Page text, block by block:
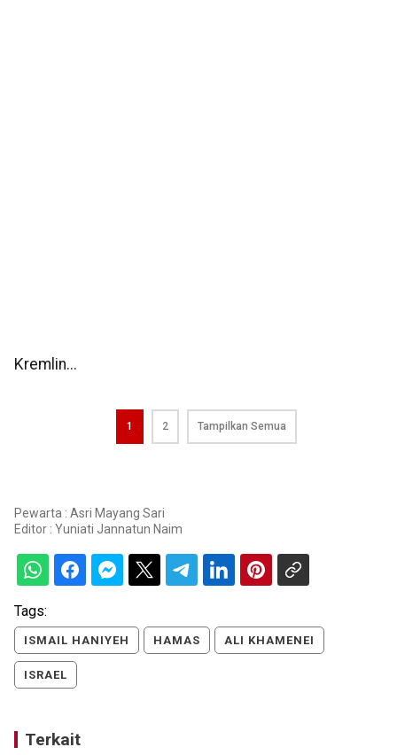
Kremlin...
1 2 Tampilkan Semua
Pewarta : Asri Mayang Sari
Editor : Yuniati Jannatun Naim
Tags:
ISMAIL HANIYEH HAMAS ALI KHAMENEI
ISRAEL
Terkait